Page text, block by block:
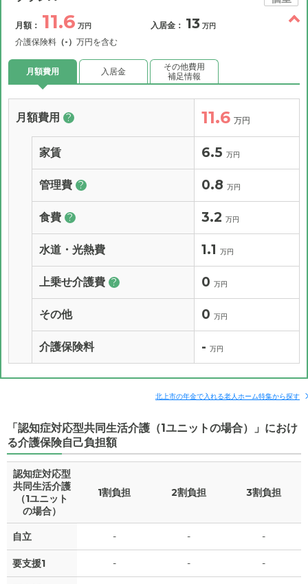
月額： 11.6 万円
介護保険料 （-） 万円を含む
入居金： 13 万円
月額費用 入居金
その他費用
補足情報
月額費用 ? 11.6 万円
家賃 6.5 万円
管理費 ? 0.8 万円
食費 ? 3.2 万円
水道・光熱費 1.1 万円
上乗せ介護費 ? 0 万円
その他 0 万円
介護保険料 - 万円
北上市の年金で入れる老人ホーム特集から探す
「認知症対応型共同生活介護（1ユニットの場合）」におけ
る介護保険自己負担額
認知症対応型
共同生活介護
（1ユニット
の場合）
1割負担 2割負担 3割負担
自立 - - -
要支援1 - - -